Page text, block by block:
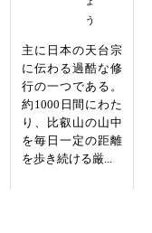
主に日本の天台宗
に伝わる過酷な修
行の一つである。
約1000日間にわた
り、比叡山の山中
を毎日一定の距離
を歩き続ける厳...